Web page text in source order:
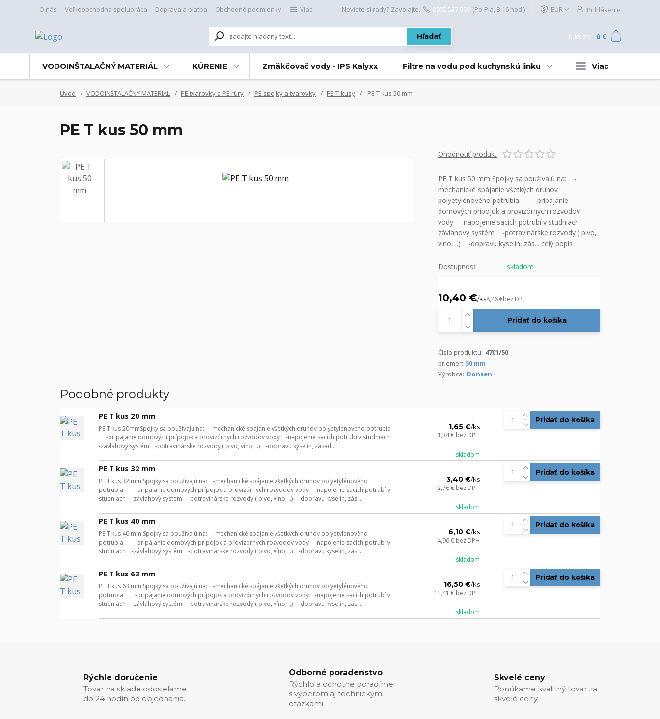
O nás Veľkoobchodná spolupráca Doprava a platba Obchodné podmienky Viac EUR Prihlásenie
Hľadať
Neviete si rady? Zavolajte. 0902 527 909 (Po-Pia, 8-16 hod.)
0 ks za 0 €
VODOINŠTALAČNÝ MATERIÁL KÚRENIE Zmäkčovač vody - IPS Kalyxx Filtre na vodu pod kuchynskú linku Viac
Úvod VODOINŠTALAČNÝ MATERIÁL PE tvarovky a PE rúry PE spojky a tvarovky PE T-kusy PE T kus 50 mm
PE T kus 50 mm
Ohodnotiť produkt
PE T kus 50 mm Spojky sa používajú na: -
mechanické spájanie všetkých druhov
polyetylénového potrubia -pripájanie
domových prípojok a provizórnych rozvodov
vody -napojenie sacích potrubí v studniach -
závlahový systém -potravinárske rozvody ( pivo,
víno, ..) -dopravu kyselín, zás... celý popis
Dostupnosť skladom
10,40 €/ks8,46 €bez DPH
Pridať do košíka
Číslo produktu: 4701/50
priemer: 50 mm
Výrobca: Donsen
Podobné produkty
PE T kus 20 mm
PE T kus 20mmSpojky sa používajú na: -mechanické spájanie všetkých druhov polyetylénového potrubia
-pripájanie domových prípojok a provizórnych rozvodov vody -napojenie sacích potrubí v studniach
-závlahový systém -potravinárske rozvody ( pivo, víno, ..) -dopravu kyselín, zásad...
1,65 €/ks
1,34 € bez DPH
skladom
Pridať do košíka
PE T kus 32 mm
PE T kus 32 mm Spojky sa používajú na: -mechanické spájanie všetkých druhov polyetylénového
potrubia -pripájanie domových prípojok a provizórnych rozvodov vody -napojenie sacích potrubí v
studniach -závlahový systém -potravinárske rozvody ( pivo, víno, ..) -dopravu kyselín, zás...
3,40 €/ks
2,76 € bez DPH
skladom
Pridať do košíka
PE T kus 40 mm
PE T kus 40 mm Spojky sa používajú na: -mechanické spájanie všetkých druhov polyetylénového
potrubia -pripájanie domových prípojok a provizórnych rozvodov vody -napojenie sacích potrubí v
studniach -závlahový systém -potravinárske rozvody ( pivo, víno, ..) -dopravu kyselín, zás...
6,10 €/ks
4,96 € bez DPH
skladom
Pridať do košíka
PE T kus 63 mm
PE T kus 63 mm Spojky sa používajú na: -mechanické spájanie všetkých druhov polyetylénového
potrubia -pripájanie domových prípojok a provizórnych rozvodov vody -napojenie sacích potrubí v
studniach -závlahový systém -potravinárske rozvody ( pivo, víno, ..) -dopravu kyselín, zás...
16,50 €/ks
13,41 € bez DPH
skladom
Pridať do košíka
Rýchle doručenie
Tovar na sklade odosielame
do 24 hodín od objednania.
Odborné poradenstvo
Rýchlo a ochotne poradíme
s výberom aj technickými
otázkami.
Skvelé ceny
Ponúkame kvalitný tovar za
skvelé ceny